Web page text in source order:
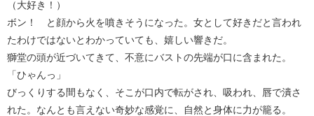
（大好き！）
ボン！ と顔から火を噴きそうになった。女として好きだと言われ
たわけではないとわかっていても、嬉しい響きだ。
獅堂の頭が近づいてきて、不意にバストの先端が口に含まれた。
「ひゃんっ」
びっくりする間もなく、そこが口内で転がされ、吸われ、唇で潰さ
れた。なんとも言えない奇妙な感覚に、自然と身体に力が籠る。